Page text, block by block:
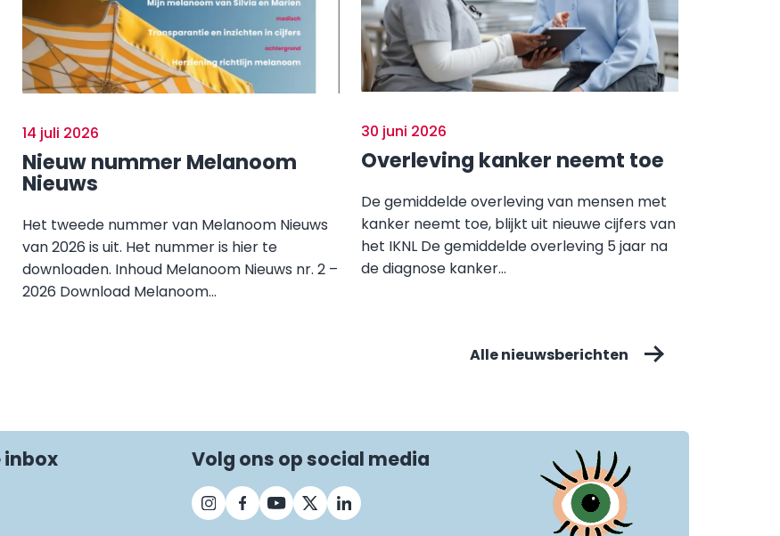
14 juli 2026
Nieuw nummer Melanoom
Nieuws
Het tweede nummer van Melanoom Nieuws
van 2026 is uit. Het nummer is hier te
downloaden. Inhoud Melanoom Nieuws nr. 2 –
2026 Download Melanoom...
30 juni 2026
Overleving kanker neemt toe
De gemiddelde overleving van mensen met
kanker neemt toe, blijkt uit nieuwe cijfers van
het IKNL De gemiddelde overleving 5 jaar na
de diagnose kanker...
Alle nieuwsberichten
inbox Volg ons op social media